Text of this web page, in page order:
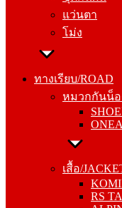
แว่นตา
โม่ง
ทางเรียบ/ROAD
หมวกกันน็อ
เสื้อ/
RS
โม่ง
ทางเรียบ/ROAD
หมวกกันน็อ
SHOEI
เสื้อ/
RS